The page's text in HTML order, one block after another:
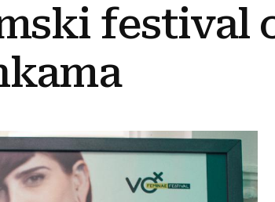
festival